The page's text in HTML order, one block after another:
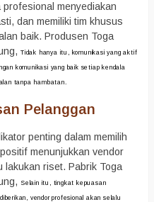
menyediakan
dan memiliki tim khusus
baik. Produsen Toga
Tidak hanya itu, komunikasi yang aktif
komunikasi yang baik setiap kendala
tanpa hambatan.
Pelanggan
penting dalam memilih
menunjukkan vendor
lakukan riset. Pabrik Toga
Selain itu, tingkat kepuasan
vendor profesional akan selalu